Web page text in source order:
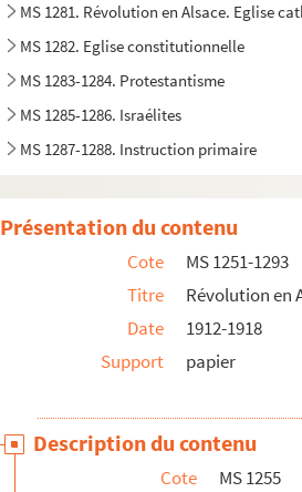
MS 1281. Révolution en Alsace. Eglise
MS 1282. Eglise constitutionnelle
MS 1283-1284. Protestantisme
MS 1285-1286. Israélites
MS 1287-1288. Instruction primaire
MS 1291-1292. Instruction supérieure
MS 1293. Littérature et arts
MS 1294. Correspondance entre Berger-
MS 1429. Papiers et notes de famille - famille
Présentation du contenu
Cote
MS 1251-1293
Titre
Révolution en
Date
1912-1918
Support
papier
Description du contenu
Cote
MS 1255